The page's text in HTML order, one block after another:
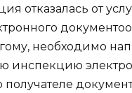
отказалась от
необходимо
инспекцию